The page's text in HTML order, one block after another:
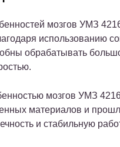
мозгов УМЗ
использованию
обрабатывать
мозгов УМЗ
материалов и
и стабильную